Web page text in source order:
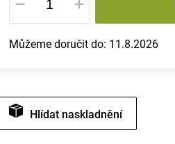
cena:
Můžeme doručit do: 11.8.2026
Hlídat